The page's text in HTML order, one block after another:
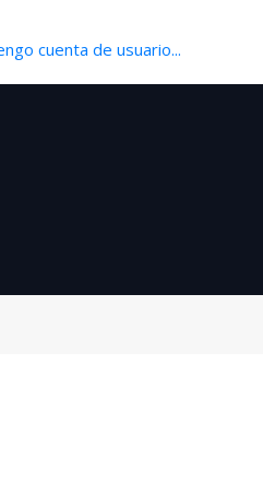
cuenta de usuario...